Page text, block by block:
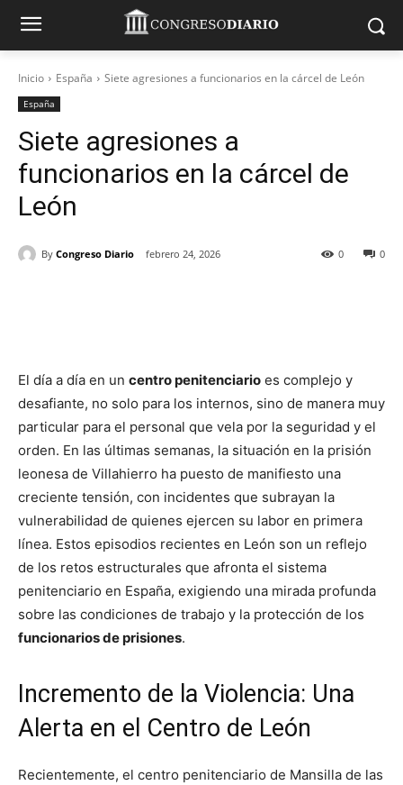
Inicio España Siete agresiones a funcionarios en la cárcel de León
España
Siete agresiones a
funcionarios en la cárcel de
León
By Congreso Diario febrero 24, 2026 0
0
El día a día en un centro penitenciario es complejo y
desafiante, no solo para los internos, sino de manera muy
particular para el personal que vela por la seguridad y el
orden. En las últimas semanas, la situación en la prisión
leonesa de Villahierro ha puesto de manifiesto una
creciente tensión, con incidentes que subrayan la
vulnerabilidad de quienes ejercen su labor en primera
línea. Estos episodios recientes en León son un reflejo
de los retos estructurales que afronta el sistema
penitenciario en España, exigiendo una mirada profunda
sobre las condiciones de trabajo y la protección de los
funcionarios de prisiones.
Incremento de la Violencia: Una
Alerta en el Centro de León
Recientemente, el centro penitenciario de Mansilla de las